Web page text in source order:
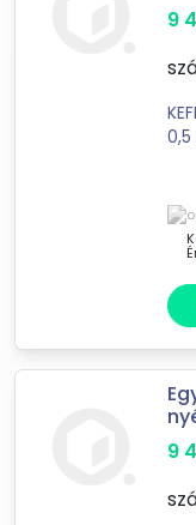
INNOTECH
9
0,5
9